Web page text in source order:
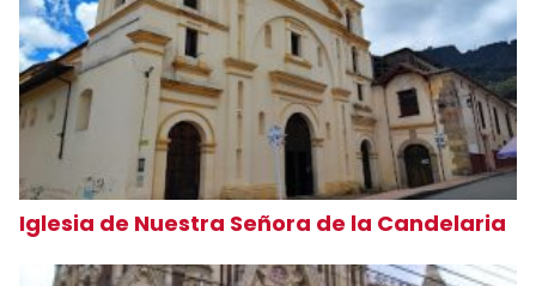
Iglesia de Nuestra Señora de la Candelaria